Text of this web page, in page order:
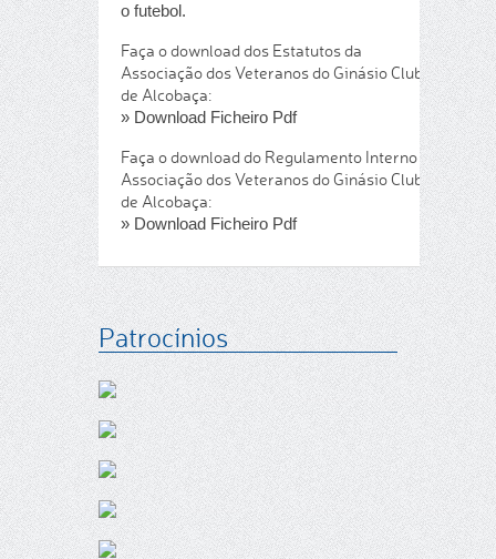
o futebol.
Faça o download dos Estatutos da
Associação dos Veteranos do Ginásio Clube
de Alcobaça:
» Download Ficheiro Pdf
Faça o download do Regulamento Interno da
Associação dos Veteranos do Ginásio Clube
de Alcobaça:
» Download Ficheiro Pdf
Patrocínios